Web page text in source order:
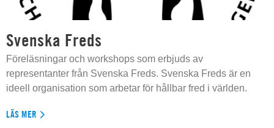
Svenska Freds
Föreläsningar och workshops som erbjuds av
representanter från Svenska Freds. Svenska Freds är en
ideell organisation som arbetar för hållbar fred i världen.
LÄS MER